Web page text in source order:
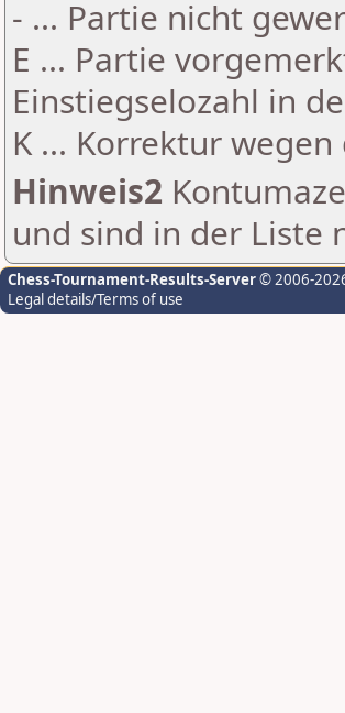
- ... Partie nicht
E ... Partie
Einstiegselozahl in
K ... Korrektur
Hinweis2
und sind in der Liste
Chess-Tournament-Results-Server© 2006-
Legal details/Terms of use